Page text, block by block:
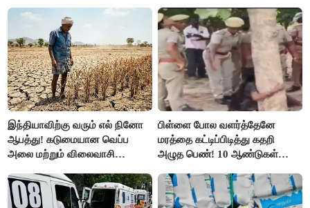
இந்தியாவிற்கு வரும் எல் நினோ
ஆபத்து! கடுமையான வெப்ப
அலை மற்றும் விலைவாசி
பிள்ளை போல வளர்த்தேனே
மரத்தை கட்டிப்பிடித்து கதறி
அழுத பெண்! 10 ஆண்டுகள்
வெட்டி சாய்ப்பு..!